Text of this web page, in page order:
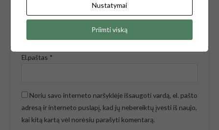
Pavadinimas*
El.paštas *
Noriu savo interneto naršyklėje išsaugoti vardą, el. pašto
adresą ir interneto puslapį, kad jų nebereiktų įvesti iš naujo,
kai kitą kartą vėl norėsiu parašyti komentarą.
Nustatymai
Priimti viską